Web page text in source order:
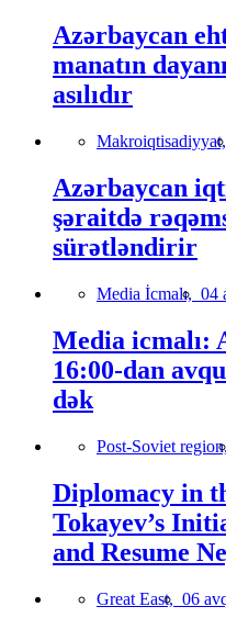
Azərbaycan
manatın
asılıdır
Makroiqtisadiyyat,
Azərbaycan
şəraitdə
sürətləndirir
Media İcmalı, 04
Media icmalı:
16:00-dan
dək
Post-Soviet
Diplomacy in
Tokayev’s
and Resume
Great East, 06